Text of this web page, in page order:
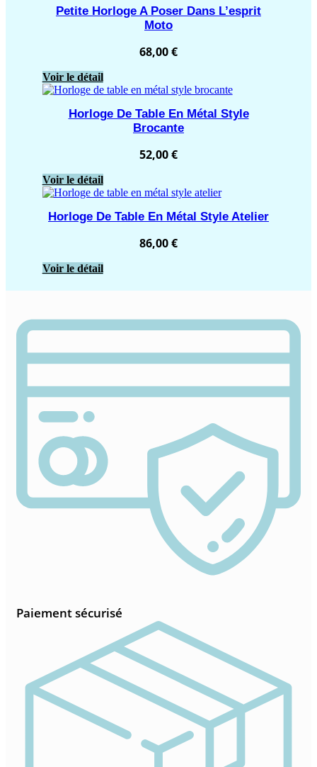
Petite Horloge A Poser Dans L’esprit
Moto
68,00€
Voir le détail
Horloge De Table En Métal Style
Brocante
52,00€
Voir le détail
Horloge De Table En Métal Style Atelier
86,00€
Voir le détail
Paiement sécurisé